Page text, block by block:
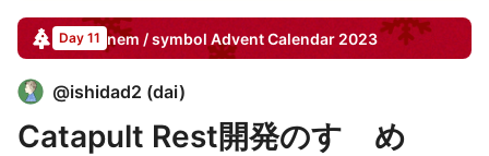
Day 11 nem / symbol Advent Calendar 2023
@ishidad2 (dai)
Catapult Rest開発のすゝめ